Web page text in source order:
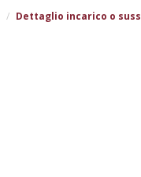
Dettaglio incarico o